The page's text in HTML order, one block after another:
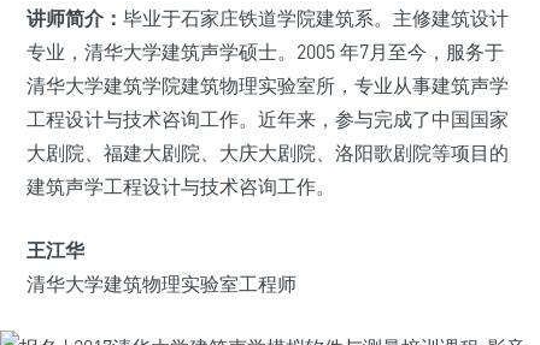
讲师简介： 毕业于石家庄铁道学院建筑系。主修建筑设计
专业，清华大学建筑声学硕士。2005 年7月至今，服务于
清华大学建筑学院建筑物理实验室所，专业从事建筑声学
工程设计与技术咨询工作。近年来，参与完成了中国国家
大剧院、福建大剧院、大庆大剧院、洛阳歌剧院等项目的
建筑声学工程设计与技术咨询工作。
王江华
清华大学建筑物理实验室工程师